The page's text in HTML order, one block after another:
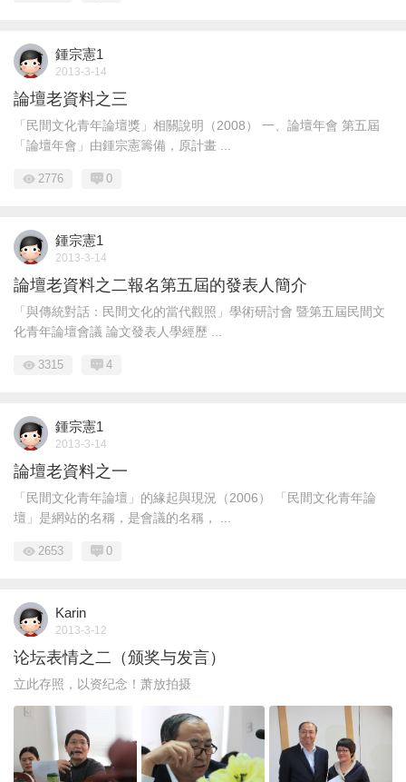
鍾宗憲1
2013-3-14
論壇老資料之三
「民間文化青年論壇獎」相關說明（2008） 一、論壇年會 第五屆
「論壇年會」由鍾宗憲籌備，原計畫 ...
2776 0
鍾宗憲1
2013-3-14
論壇老資料之二報名第五屆的發表人簡介
「與傳統對話：民間文化的當代觀照」學術研討會 暨第五屆民間文
化青年論壇會議 論文發表人學經歷 ...
3315 4
鍾宗憲1
2013-3-14
論壇老資料之一
「民間文化青年論壇」的緣起與現況（2006） 「民間文化青年論
壇」是網站的名稱，是會議的名稱， ...
2653 0
Karin
2013-3-12
论坛表情之二（颁奖与发言）
立此存照，以资纪念！萧放拍摄